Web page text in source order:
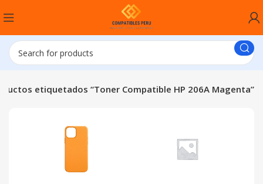
etiquetados “Toner Compatible HP 206A Magenta”